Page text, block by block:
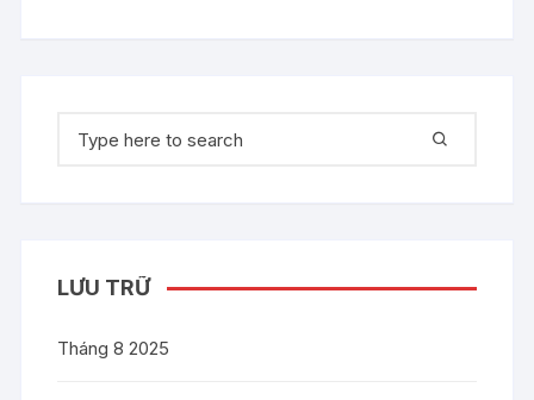
kiếm:
LƯU TRỮ
Tháng 8 2025